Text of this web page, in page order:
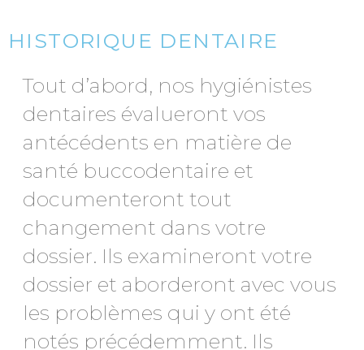
HISTORIQUE DENTAIRE
Tout d’abord, nos hygiénistes
dentaires évalueront vos
antécédents en matière de
santé buccodentaire et
documenteront tout
changement dans votre
dossier. Ils examineront votre
dossier et aborderont avec vous
les problèmes qui y ont été
notés précédemment. Ils